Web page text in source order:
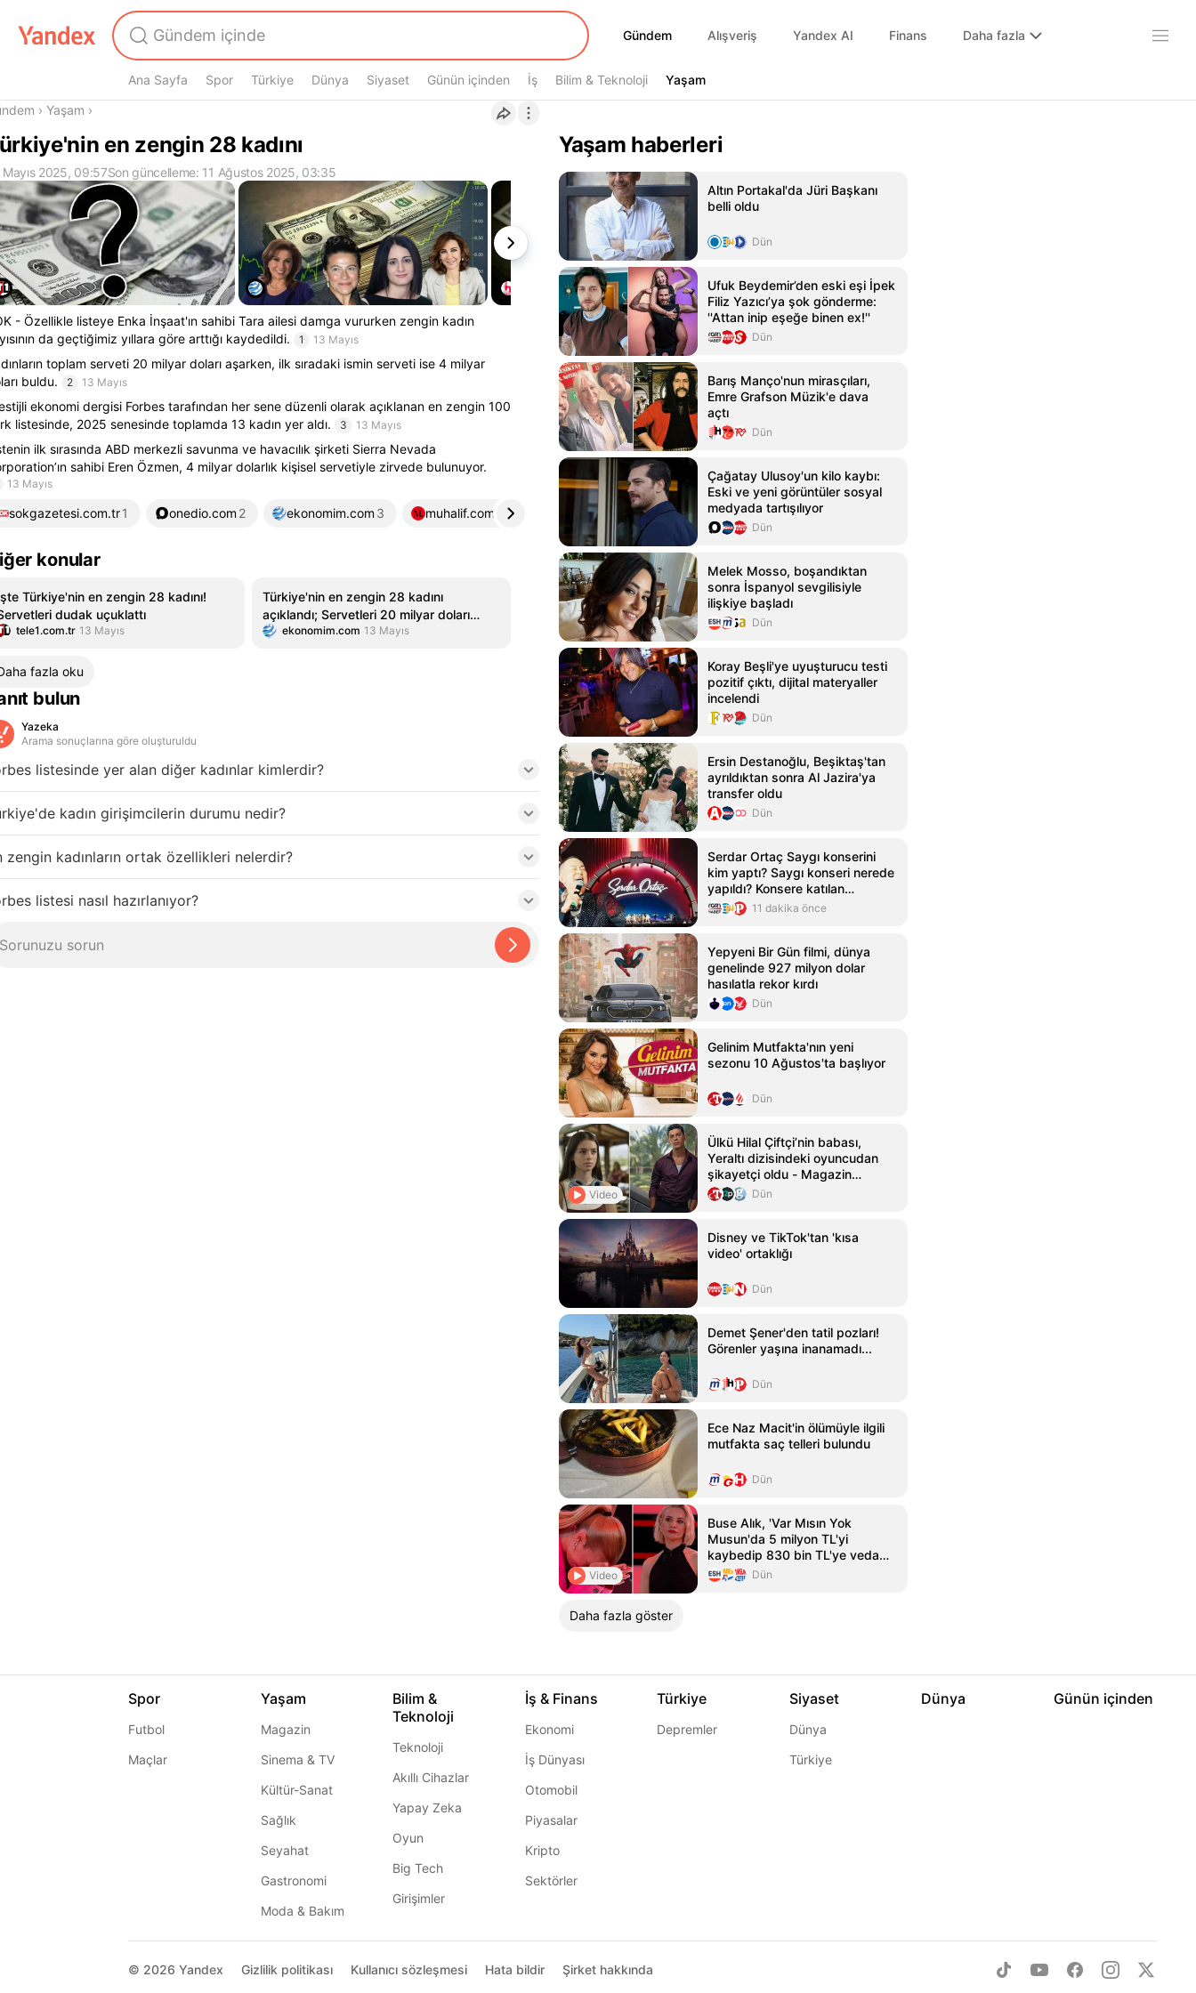
Gündem
Gündem Alışveriş Yandex AI Finans Daha fazla
Ana Sayfa Spor Türkiye Dünya Siyaset Günün içinden İş Bilim & Teknoloji Yaşam
Yaşam
› Yaşam ›
en zengin 28 kadını
Mayıs 2025, 09:57Son güncelleme: 11 Ağustos 2025, 03:35
- Özellikle listeye Enka İnşaat'ın sahibi Tara ailesi damga vururken zengin kadın
da geçtiğimiz yıllara göre arttığı kaydedildi.
1 13 Mayıs
toplam serveti 20 milyar doları aşarken, ilk sıradaki ismin serveti ise 4 milyar
buldu.
2 13 Mayıs
ekonomi dergisi Forbes tarafından her sene düzenli olarak açıklanan en zengin 100
listesinde, 2025 senesinde toplamda 13 kadın yer aldı.
3 13 Mayıs
ilk sırasında ABD merkezli savunma ve havacılık şirketi Sierra Nevada
sahibi Eren Özmen, 4 milyar dolarlık kişisel servetiyle zirvede bulunuyor.
13 Mayıs
sokgazetesi.com.tr1 onedio.com 2 ekonomim.com 3 muhalif.com.tr 4
konular
Türkiye'nin en zengin 28 kadını!
dudak uçuklattı
tele1.com.tr 13 Mayıs
Türkiye'nin en zengin 28 kadını
açıklandı; Servetleri 20 milyar doları
aşıyorekonomim.com 13 Mayıs
fazla oku
bulun
Yazeka
Arama sonuçlarına göre oluşturuldu
listesinde yer alan diğer kadınlar kimlerdir?
kadın girişimcilerin durumu nedir?
zengin kadınların ortak özellikleri nelerdir?
listesi nasıl hazırlanıyor?
Yaşam haberleri
Altın Portakal'da Jüri Başkanı
belli oldu
Dün
Ufuk Beydemir’den eski eşi İpek
Filiz Yazıcı’ya şok gönderme:
''Attan inip eşeğe binen ex!''
Dün
Barış Manço'nun mirasçıları,
Emre Grafson Müzik'e dava
açtı
Dün
Çağatay Ulusoy'un kilo kaybı:
Eski ve yeni görüntüler sosyal
medyada tartışılıyor
Dün
Melek Mosso, boşandıktan
sonra İspanyol sevgilisiyle
ilişkiye başladı
Dün
Koray Beşli'ye uyuşturucu testi
pozitif çıktı, dijital materyaller
incelendi
Dün
Ersin Destanoğlu, Beşiktaş'tan
ayrıldıktan sonra Al Jazira'ya
transfer oldu
Dün
Serdar Ortaç Saygı konserini
kim yaptı? Saygı konseri nerede
yapıldı? Konsere katılan
sanatçılar11 dakika önce
Yepyeni Bir Gün filmi, dünya
genelinde 927 milyon dolar
hasılatla rekor kırdı
Dün
Gelinim Mutfakta'nın yeni
sezonu 10 Ağustos'ta başlıyor
Dün
Video
Ülkü Hilal Çiftçi’nin babası,
Yeraltı dizisindeki oyuncudan
şikayetçi oldu - Magazin
HaberleriDün
Disney ve TikTok'tan 'kısa
video' ortaklığı
Dün
Demet Şener'den tatil pozları!
Görenler yaşına inanamadı...
Dün
Ece Naz Macit'in ölümüyle ilgili
mutfakta saç telleri bulundu
Dün
Video
Buse Alık, 'Var Mısın Yok
Musun'da 5 milyon TL'yi
kaybedip 830 bin TL'ye veda
etti
Dün
Daha fazla göster
Spor
Futbol
Maçlar
Yaşam
Magazin
Sinema & TV
Kültür-Sanat
Sağlık
Seyahat
Gastronomi
Moda & Bakım
Bilim &
Teknoloji
Teknoloji
Akıllı Cihazlar
Yapay Zeka
Oyun
Big Tech
Girişimler
İş & Finans
Ekonomi
İş Dünyası
Otomobil
Piyasalar
Kripto
Sektörler
Türkiye
Depremler
Siyaset
Dünya
Türkiye
Dünya Günün içinden
© 2026 Yandex Gizlilik politikası Kullanıcı sözleşmesi Hata bildir Şirket hakkında